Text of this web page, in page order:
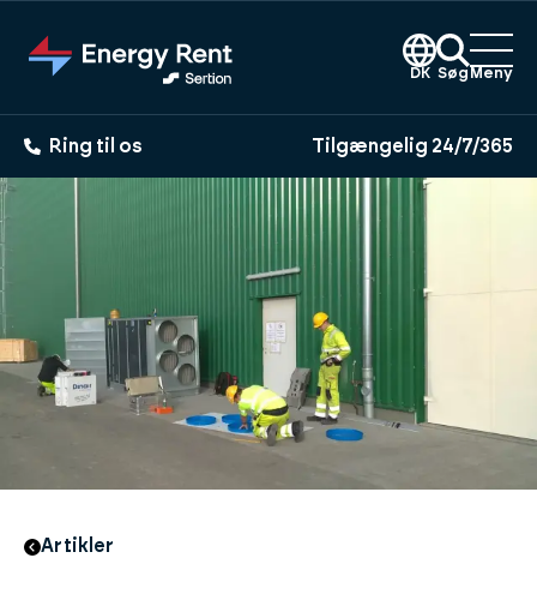
hovedindhold
DK Søg Meny
Ring til os Tilgængelig 24/7/365
Artikler